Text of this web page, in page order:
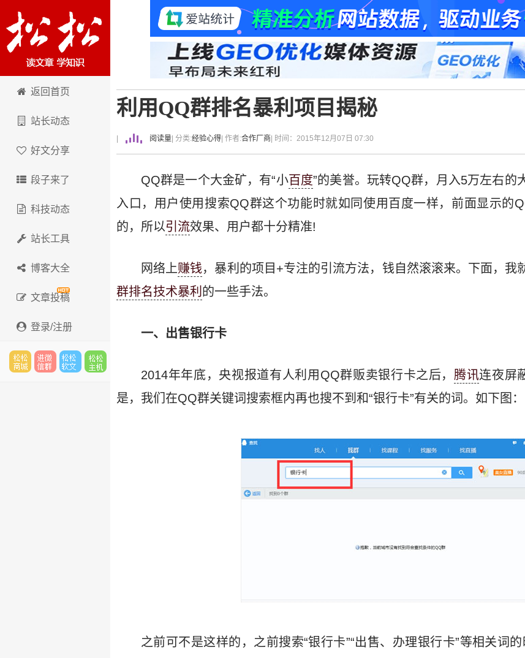
卢松松博客
返回首页
站长动态
好文分享
段子来了
科技动态
站长工具
博客大全
文章投稿
登录/注册
利用QQ群排名暴利项目揭秘
阅读量 | 分类:经验心得 | 作者:合作厂商 | 时间：2015年12月07日 07:30
QQ群是一个大金矿，有“小百度”的美誉。玩转QQ群，月入5万左右的
入口，用户使用搜索QQ群这个功能时就如同使用百度一样，前面显示的
的，所以引流效果、用户都十分精准!
网络上赚钱，暴利的项目+专注的引流方法，钱自然滚滚来。下面，我
群排名技术暴利 的一些手法。
一、出售银行卡
2014年年底，央视报道有人利用QQ群贩卖银行卡之后， 腾讯连夜屏
是，我们在QQ群关键词搜索框内再也搜不到和“银行卡”有关的词。如下图：
之前可不是这样的，之前搜索“银行卡”“出售、办理银行卡”等相关词